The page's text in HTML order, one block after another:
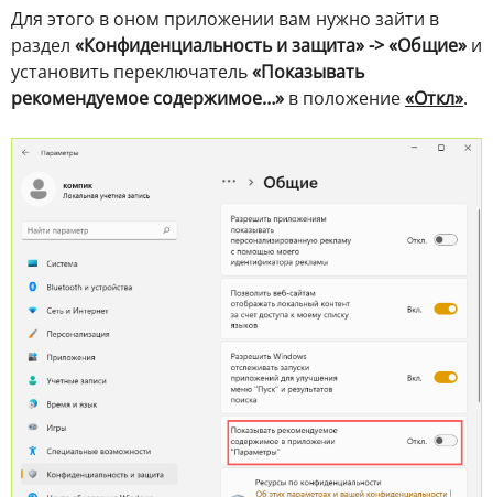
Для этого в оном приложении вам нужно зайти в
раздел «Конфиденциальность и защита» ->«Общие» и
установить переключатель«Показывать
рекомендуемое содержимое…» в положение«Откл».